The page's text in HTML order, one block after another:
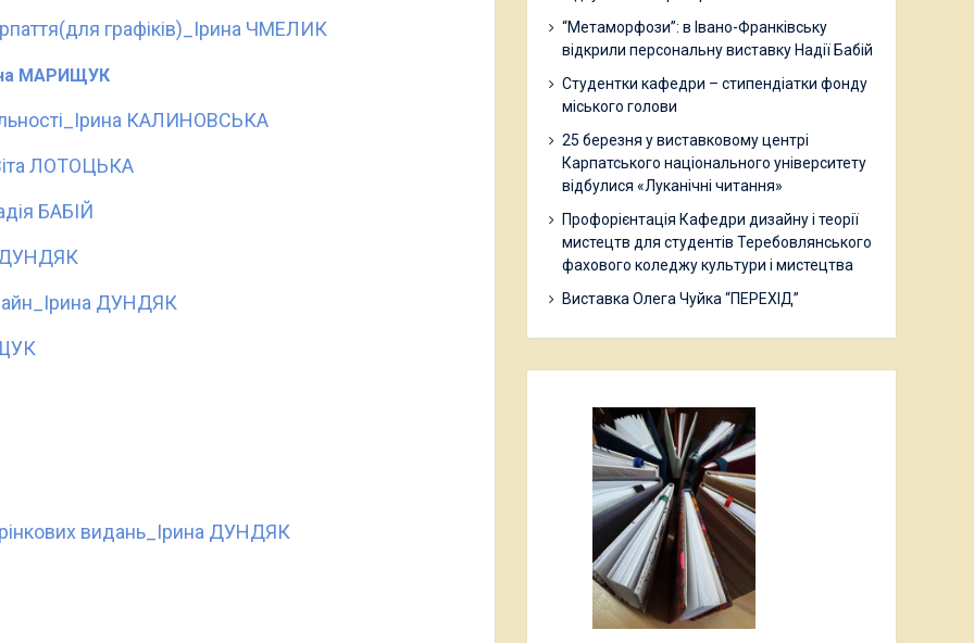
графіків)_Ірина ЧМЕЛИК
МАРИЩУК
КАЛИНОВСЬКА
ЛОТОЦЬКА
БАБІЙ
ДУНДЯК
ДУНДЯК
видань_Ірина ДУНДЯК
“Метаморфози”: в Івано-Франківську
відкрили персональну виставку Надії Бабій
Студентки кафедри – стипендіатки фонду
міського голови
25 березня у виставковому центрі
Карпатського національного університету
відбулися «Луканічні читання»
Профорієнтація Кафедри дизайну і теорії
мистецтв для студентів Теребовлянського
фахового коледжу культури і мистецтва
Виставка Олега Чуйка “ПЕРЕХІД”